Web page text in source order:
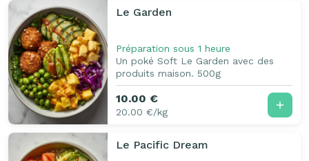
Le Garden
Préparation sous 1 heure
Un poké Soft Le Garden avec des
produits maison. 500g
10.00 €
20.00 €/kg
Le Pacific Dream